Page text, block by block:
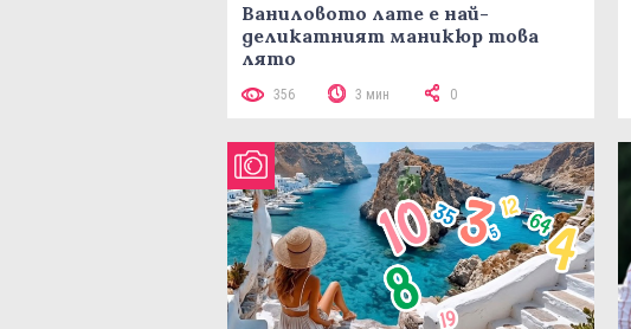
Ваниловото лате е най-
деликатният маникюр това
лято
356 3 мин 0